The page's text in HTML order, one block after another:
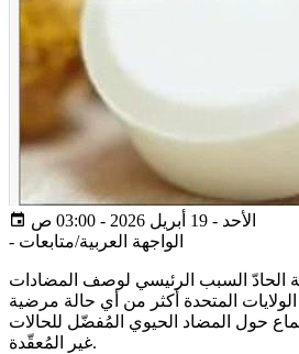
الأحد - 19 أبريل 2026 - 03:00 ص
- الواجهة العربية/متابعات
الحادّ السبب الرئيسي لوصف المضادات
الولايات المتحدة أكثر من أي حالة مرضية
حول المضاد الحيوي المُفضّل للحالات
غير المُعقّدة.